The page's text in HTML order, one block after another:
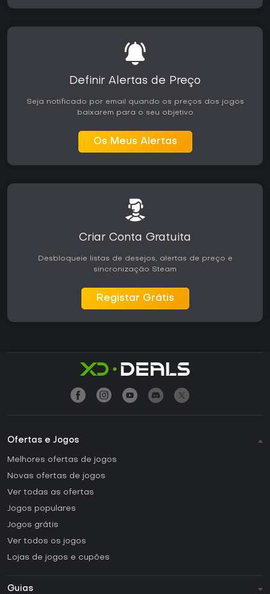
Definir Alertas de Preço
Seja notificado por email quando os preços dos jogos
baixarem para o seu objetivo
Os Meus Alertas
Criar Conta Gratuita
Desbloqueie listas de desejos, alertas de preço e
sincronização Steam
Registar Grátis
Ofertas e Jogos
Melhores ofertas de jogos
Novas ofertas de jogos
Ver todas as ofertas
Jogos populares
Jogos grátis
Ver todos os jogos
Lojas de jogos e cupões
Guias